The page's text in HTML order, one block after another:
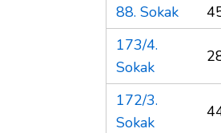
88. Sokak
173/4.
Sokak
172/3.
Sokak